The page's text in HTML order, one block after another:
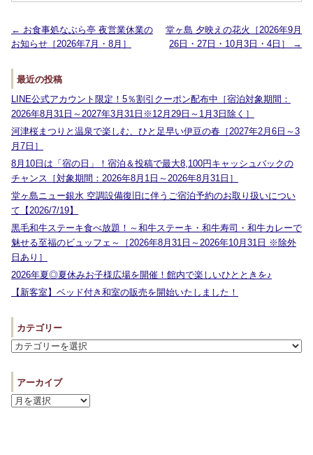
← お食事処なぶら亭 夜営業休業の
お知らせ［2026年7月・8月］
堂ヶ島 夕映えの花火［2026年9月
26日・27日・10月3日・4日］
→
最近の投稿
LINE公式アカウント限定！5％割引クーポン配布中［宿泊対象期間：
2026年8月31日～2027年3月31日※12月29日～1月3日除く］
河津桜まつりと温泉で楽しむ、ひと足早い伊豆の春［2027年2月6日～3
月7日］
8月10日は「宿の日」！宿泊＆投稿で最大8,100円キャッシュバックの
チャンス［対象期間：2026年8月1日～2026年8月31日］
堂ヶ島ニュー銀水 空調設備復旧に伴うご宿泊予約のお取り扱いについ
て【2026/7/19】
黒毛和牛ステーキ食べ放題！～和牛ステーキ・和牛寿司・和牛カレーで
魅せる至福のビュッフェ～［2026年8月31日～2026年10月31日 ※除外
日あり］
2026年夏◎夏休みお子様広場を開催！館内で楽しいひとときを♪
【新客室】ベッド付き和室の販売を開始いたしました！
カテゴリー
アーカイブ